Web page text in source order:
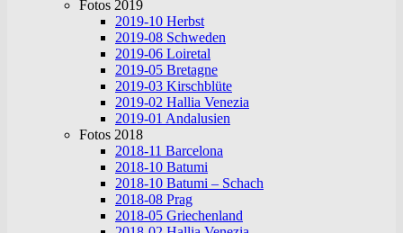
Fotos 2019
2019-10 Herbst
2019-08 Schweden
2019-06 Loiretal
2019-05 Bretagne
2019-03 Kirschblüte
2019-02 Hallia Venezia
2019-01 Andalusien
Fotos 2018
2018-11 Barcelona
2018-10 Batumi
2018-10 Batumi – Schach
2018-08 Prag
2018-05 Griechenland